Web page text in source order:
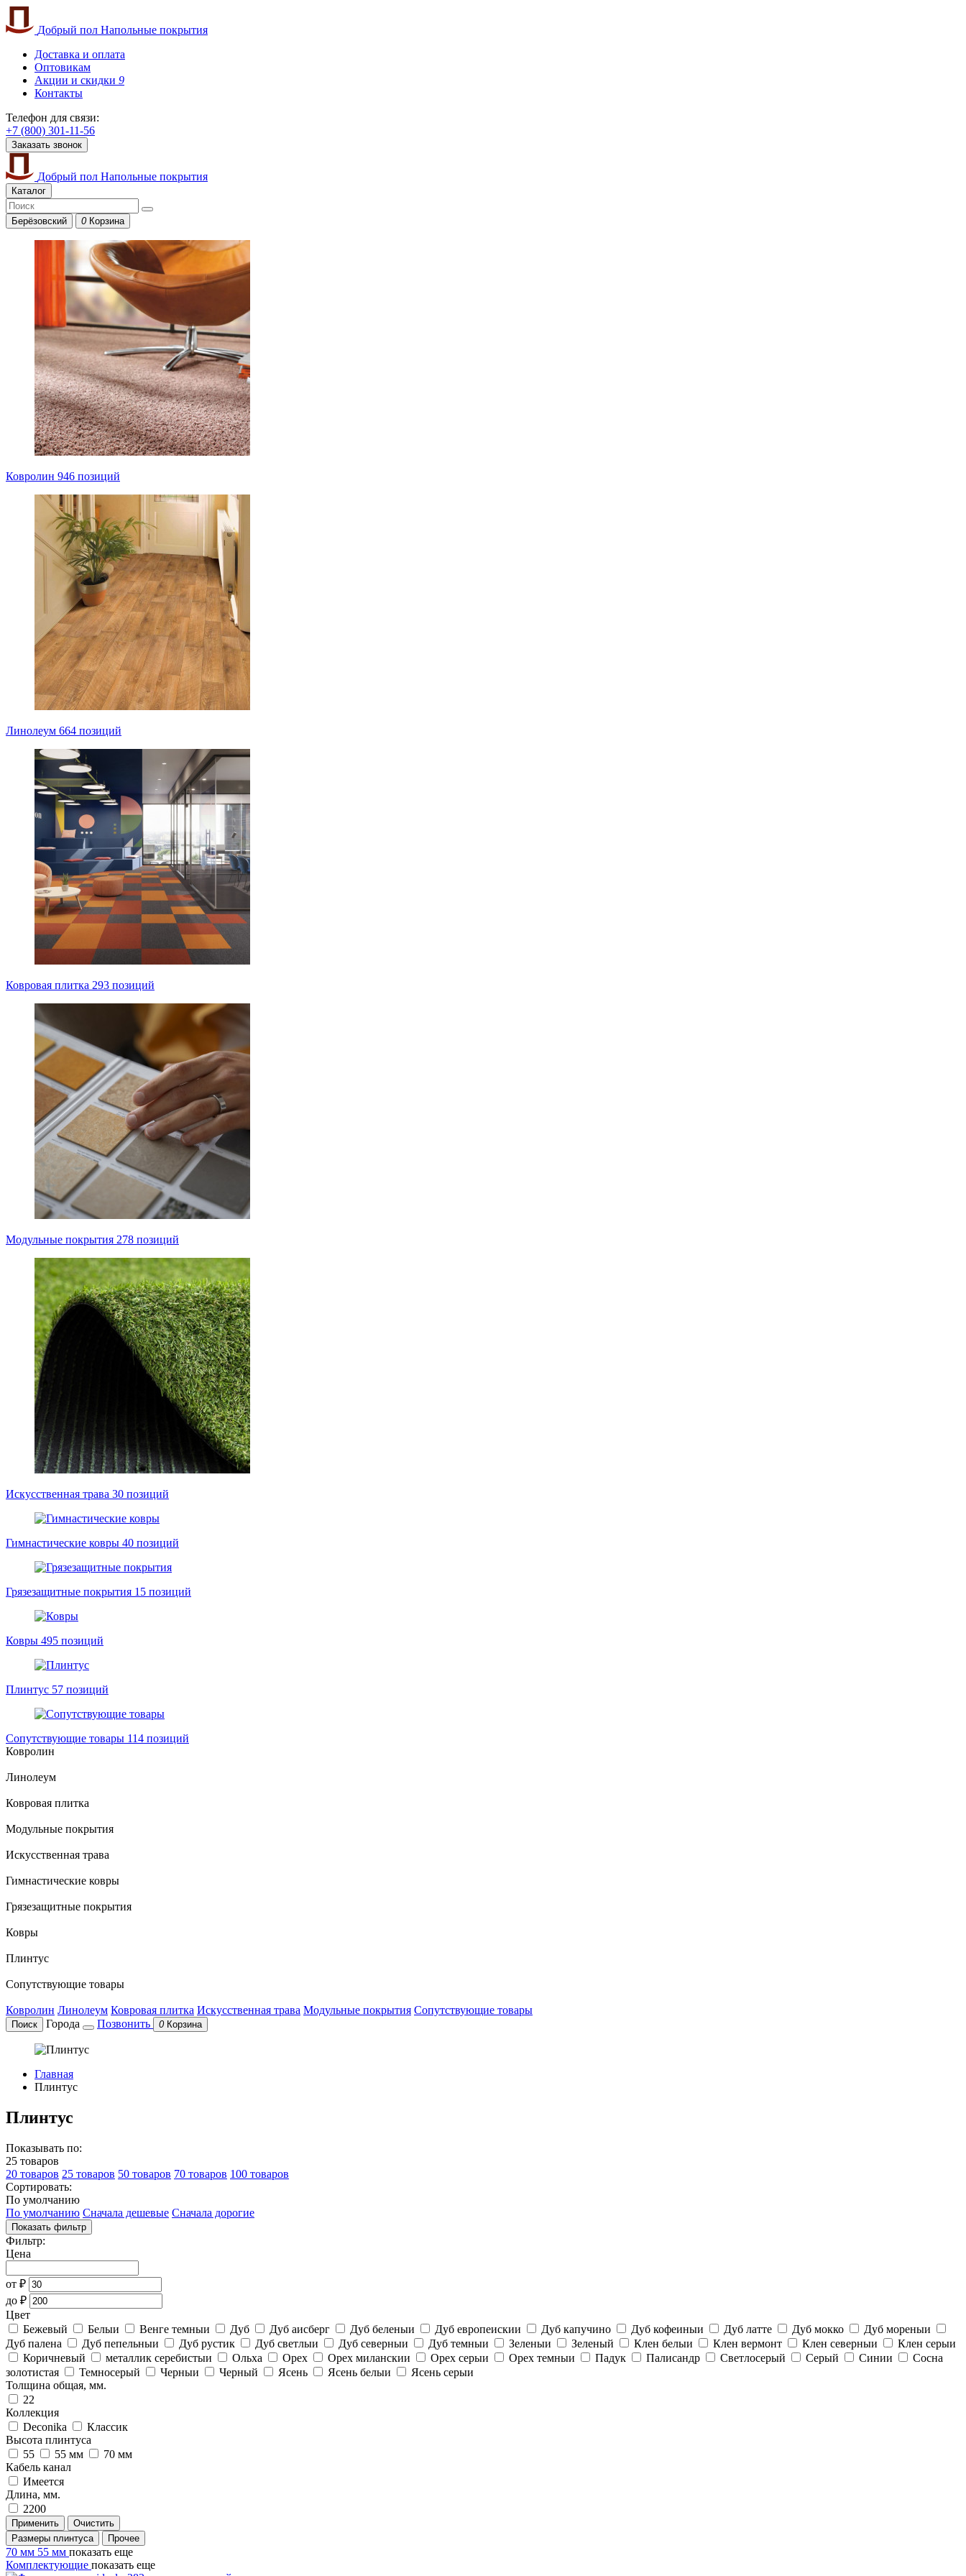
Добрый пол Напольные покрытия
Доставка и оплата
Оптовикам
Акции и скидки 9
Контакты
Телефон для связи:
+7 (800) 301-11-56
Заказать звонок
Добрый пол Напольные покрытия
Каталог
Берёзовский 0 Корзина
Ковролин 946 позиций
Линолеум 664 позиций
Ковровая плитка 293 позиций
Модульные покрытия 278 позиций
Искусственная трава 30 позиций
Гимнастические ковры 40 позиций
Грязезащитные покрытия 15 позиций
Ковры 495 позиций
Плинтус 57 позиций
Сопутствующие товары 114 позиций
Ковролин
Линолеум
Ковровая плитка
Модульные покрытия
Искусственная трава
Гимнастические ковры
Грязезащитные покрытия
Ковры
Плинтус
Сопутствующие товары
Ковролин Линолеум Ковровая плитка Искусственная трава Модульные покрытия Сопутствующие товары
Поиск Города Позвонить 0 Корзина
Главная
Плинтус
Плинтус
Показывать по:
25 товаров
20 товаров 25 товаров 50 товаров 70 товаров 100 товаров
Сортировать:
По умолчанию
По умолчанию Сначала дешевые Сначала дорогие
Показать фильтр
Фильтр:
Цена
от ₽
до ₽
Цвет
Бежевый
Белыи Венге темныи Дуб Дуб аисберг Дуб беленыи Дуб европеискии Дуб капучино Дуб кофеиныи Дуб латте Дуб мокко
Дуб мореныи
Дуб палена
Дуб пепельныи Дуб рустик Дуб светлыи Дуб северныи Дуб темныи Зеленыи Зеленый Клен белыи Клен вермонт Клен северныи
Клен серыи
Коричневый
металлик серебистыи Ольха Орех Орех миланскии Орех серыи Орех темныи Падук Палисандр Светлосерый Серый Синии
Сосна
золотистая
Темносерый Черныи Черный Ясень Ясень белыи
Ясень серыи
Толщина общая, мм.
22
Коллекция
Deconika
Классик
Высота плинтуса
55
55 мм
70 мм
Кабель канал
Имеется
Длина, мм.
2200
Применить
Очистить
Размеры плинтуса
Прочее
70 мм 55 мм показать еще
Комплектующие показать еще